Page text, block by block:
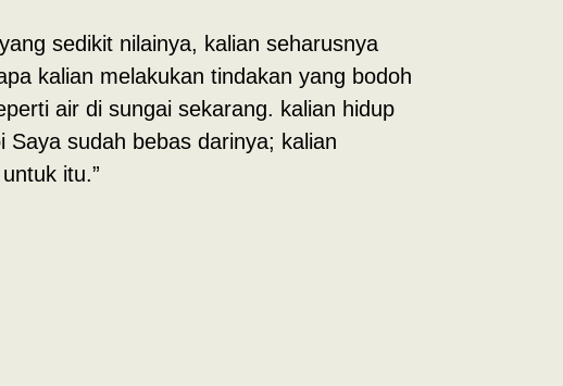
sedikit nilainya, kalian seharusnya
kalian melakukan tindakan yang bodoh
air di sungai sekarang. kalian hidup
sudah bebas darinya; kalian
itu.”